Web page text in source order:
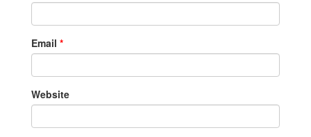
Email *
Website